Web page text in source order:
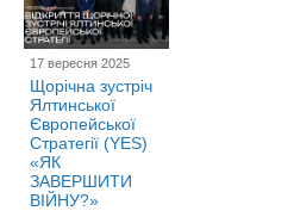
17 вересня 2025
Щорічна зустріч
Ялтинської
Європейської
Стратегії (YES)
«ЯК
ЗАВЕРШИТИ
ВІЙНУ?»